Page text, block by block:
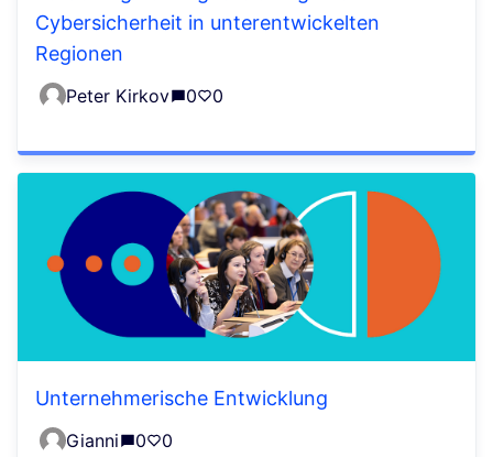
Cybersicherheit in unterentwickelten
Regionen
Peter Kirkov 0 0
Unternehmerische Entwicklung
Gianni 0 0